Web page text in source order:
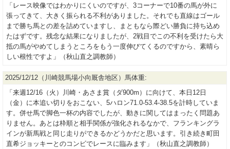
「レース映像ではわかりにくいのですが、3コーナーで10番の馬が外に
張ってきて、大きく振られる不利がありました。それでも直線はゴール
まで勝ち馬との差を詰めていますし、まともなら際どい勝負に持ち込め
たはずです。残念な結果になりましたが、2戦目でこの不利を受けたら大
抵の馬がやめてしまうところをもう一度伸びてくるのですから、素晴ら
しい根性ですよ」（秋山直之調教師）
2025/12/12（川崎競馬場小向厩舎地区）馬体重:
「来週12/16（火）川崎・あさま賞（ダ900m）に向けて、本日12日
（金）に本追い切りをおこない、5ハロン71.0-53.4-38.5を計時していま
す。併せ馬で脚色一杯の内容でしたが、動きに関してはまったく問題あ
りません。あとは枠順と相手関係が強化されるなかで、フランキングラ
インが新馬戦と同じ走りができるかどうかだと思います。引き続き町田
直希ジョッキーとのコンビでレースに臨みます」（秋山直之調教師）